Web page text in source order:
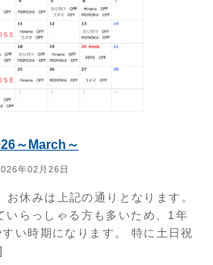
～March～
年02月26日
休みは上記の通りとなります。
らっしゃる方も多いため、1年
い時期になります。 特に土日祝